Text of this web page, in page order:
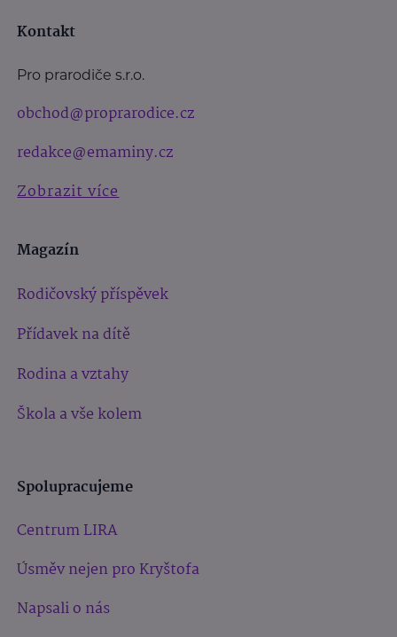
Kontakt
Pro prarodiče s.r.o.
obchod@proprarodice.cz
redakce@emaminy.cz
Zobrazit více
Magazín
Rodičovský příspěvek
Přídavek na dítě
Rodina a vztahy
Škola a vše kolem
Spolupracujeme
Centrum LIRA
Úsměv nejen pro Kryštofa
Napsali o nás